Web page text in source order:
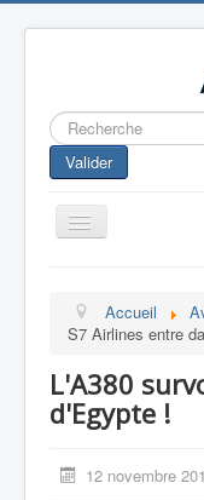
Rechercher
Valider
Toggle
Navigation
Aviation
Aviation Militaire
Drones
Accueil
S7 Airlines entre
L'A380
d'Egypte !
12 novembre